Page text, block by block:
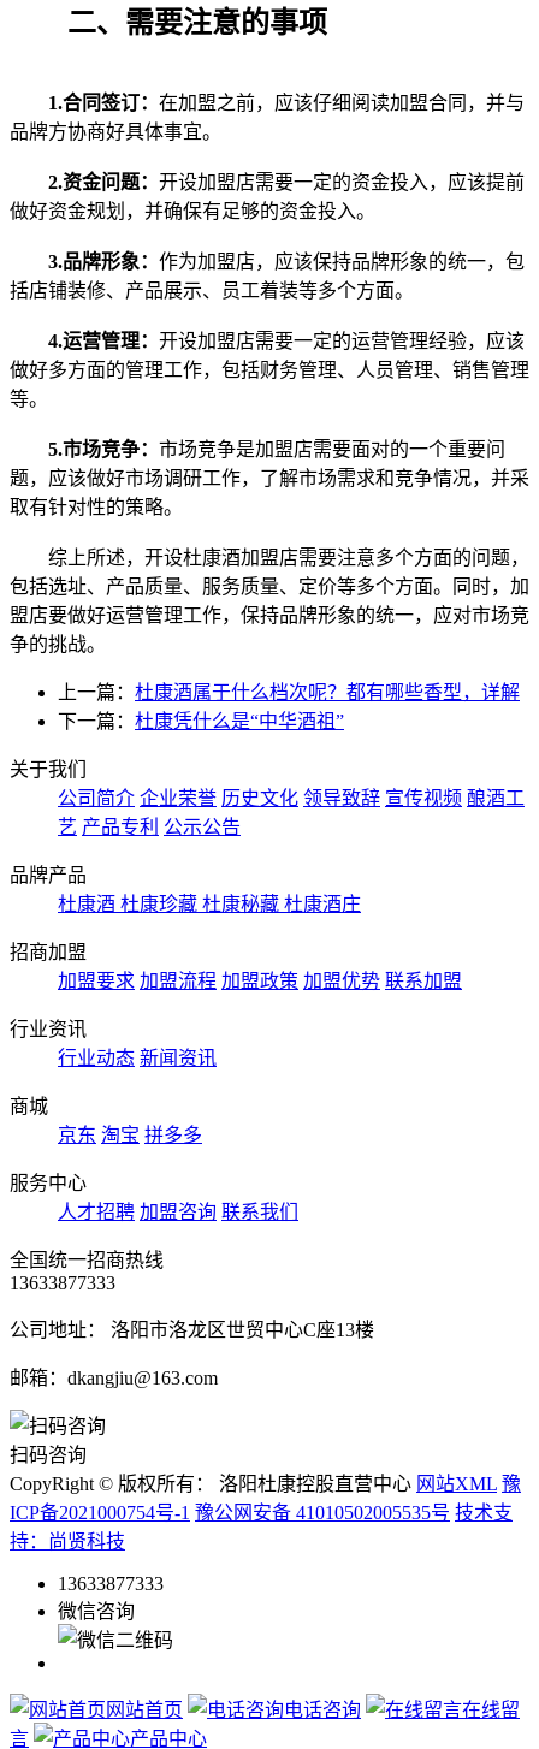
二、需要注意的事项
1.合同签订： 在加盟之前，应该仔细阅读加盟合同，并与
品牌方协商好具体事宜。
2.资金问题： 开设加盟店需要一定的资金投入，应该提前
做好资金规划，并确保有足够的资金投入。
3.品牌形象： 作为加盟店，应该保持品牌形象的统一，包
括店铺装修、产品展示、员工着装等多个方面。
4.运营管理： 开设加盟店需要一定的运营管理经验，应该
做好多方面的管理工作，包括财务管理、人员管理、销售管理
等。
5.市场竞争： 市场竞争是加盟店需要面对的一个重要问
题，应该做好市场调研工作，了解市场需求和竞争情况，并采
取有针对性的策略。
综上所述，开设杜康酒加盟店需要注意多个方面的问题，
包括选址、产品质量、服务质量、定价等多个方面。同时，加
盟店要做好运营管理工作，保持品牌形象的统一，应对市场竞
争的挑战。
上一篇： 杜康酒属于什么档次呢？都有哪些香型，详解
下一篇： 杜康凭什么是“中华酒祖”
关于我们
公司简介 企业荣誉 历史文化 领导致辞 宣传视频 酿酒工
艺 产品专利 公示公告
品牌产品
杜康酒 杜康珍藏 杜康秘藏 杜康酒庄
招商加盟
加盟要求 加盟流程 加盟政策 加盟优势 联系加盟
行业资讯
行业动态 新闻资讯
商城
京东 淘宝 拼多多
服务中心
人才招聘 加盟咨询 联系我们
全国统一招商热线
13633877333
公司地址： 洛阳市洛龙区世贸中心C座13楼
邮箱：dkangjiu@163.com
扫码咨询
CopyRight © 版权所有： 洛阳杜康控股直营中心 网站XML 豫
ICP备2021000754号-1 豫公网安备 41010502005535号 技术支
持：尚贤科技
13633877333
微信咨询
网站首页 电话咨询
在线留
言
产品中心